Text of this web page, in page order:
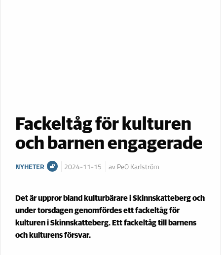
Fackeltåg för kulturen
och barnen engagerade
NYHETER 2024-11-15 av PeO Karlström
Det är uppror bland kulturbärare i Skinnskatteberg och
under torsdagen genomfördes ett fackeltåg för
kulturen i Skinnskatteberg. Ett fackeltåg till barnens
och kulturens försvar.